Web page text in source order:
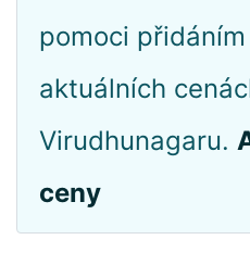
pomoci
aktuálních
Virudhunagaru.
ceny